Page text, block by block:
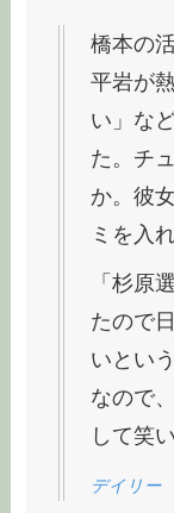
橋本の
平岩が
い」な
た。チ
か。彼
ミを入
「杉原
たので
いとい
なので
して笑
デイリー